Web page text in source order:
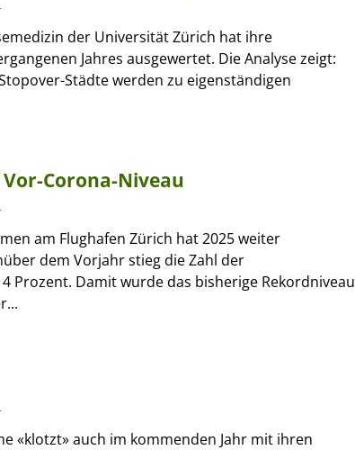
der Universität Zürich hat ihre
Jahres ausgewertet. Die Analyse zeigt:
Städte werden zu eigenständigen
Corona-Niveau
am Flughafen Zürich hat 2025 weiter
dem Vorjahr stieg die Zahl der
Prozent. Damit wurde das bisherige Rekordniveau
«klotzt» auch im kommenden Jahr mit ihren